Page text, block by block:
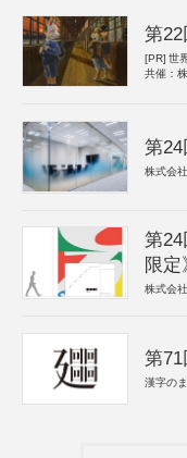
第
[PR] 世
共催：
第
株式会
第
限定
株式会
第
漢字の